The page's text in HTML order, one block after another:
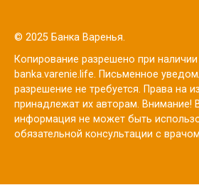
© 2025 Банка Варенья.
Копирование разрешено при
banka.varenie.life. Письменное
разрешение не требуется. Права на
принадлежат их авторам. Внимание!
информация не может быть
обязательной консультации с